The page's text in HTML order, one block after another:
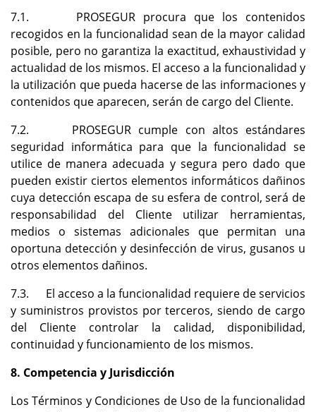
7.1. PROSEGUR procura que los contenidos
recogidos en la funcionalidad sean de la mayor calidad
posible, pero no garantiza la exactitud, exhaustividad y
actualidad de los mismos. El acceso a la funcionalidad y
la utilización que pueda hacerse de las informaciones y
contenidos que aparecen, serán de cargo del Cliente.
7.2. PROSEGUR cumple con altos estándares
seguridad informática para que la funcionalidad se
utilice de manera adecuada y segura pero dado que
pueden existir ciertos elementos informáticos dañinos
cuya detección escapa de su esfera de control, será de
responsabilidad del Cliente utilizar herramientas,
medios o sistemas adicionales que permitan una
oportuna detección y desinfección de virus, gusanos u
otros elementos dañinos.
7.3. El acceso a la funcionalidad requiere de servicios
y suministros provistos por terceros, siendo de cargo
del Cliente controlar la calidad, disponibilidad,
continuidad y funcionamiento de los mismos.
8. Competencia y Jurisdicción
Los Términos y Condiciones de Uso de la funcionalidad